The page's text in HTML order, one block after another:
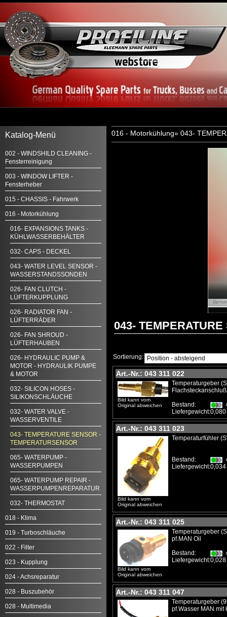
Katalog-Menü
002 - WINDSHILD CLEANING -
Fensterreinigung
003 - WINDOW LIFTER -
Fensterheber
015 - CHASSIS - Fahrwerk
016 - Motorkühlung
016- EXPANSIONS TANKS -
KÜHLWASSERBEHÄLTER
032- CAPS - DECKEL
043- WATER LEVEL SENSOR -
WASSERSTANDSSONDEN
026- FAN CLUTCH -
LÜFTERKUPPLUNG
026- RADIATOR FAN -
LÜFTERRÄDER
026- FAN SHROUD -
LÜFTERHAUBEN
026- HYDRAULIC PUMP &
MOTOR - HYDRAULIK PUMPE
& MOTOR
032- SILICON HOSES -
SILIKONSCHLÄUCHE
032- WATER VALVE -
WASSERVENTILE
043- TEMPERATURE SENSOR -
TEMPERATURSENSOR
065- WATERPUMP -
WASSERPUMPEN
065- WATERPUMP REPAIR -
WASSERPUMPENREPARATUR
032- THERMOSTAT
018 - Klima
019 - Turboschläuche
022 - Filter
023 - Kupplung
024 - Achsreparatur
028 - Buszubehör
028 - Multimedia
016 - Motorkühlung» 043-
043-
Sortierung:
Art.-Nr.: 043 311 022
Bild kann vom
Original abweichen
Temperaturgeber
Bestand:
Liefergewicht:0,080
Art.-Nr.: 043 311 023
Bild kann vom
Original abweichen
Temperaturfühler
Bestand:
Liefergewicht:0,034
Art.-Nr.: 043 311 025
Bild kann vom
Original abweichen
Temperaturgeber
pf.MAN Oil
Bestand:
Liefergewicht:0,028
Art.-Nr.: 043 311 047
Temperaturgeber
pf.Wasser MAN mit